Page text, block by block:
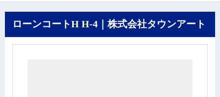
ローンコートH H-4｜株式会社タウンアート